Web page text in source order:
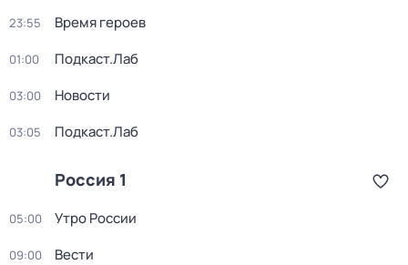
23:55 Время героев
01:00 Подкаст.Лаб
03:00 Новости
03:05 Подкаст.Лаб
Россия 1
05:00 Утро России
09:00 Вести